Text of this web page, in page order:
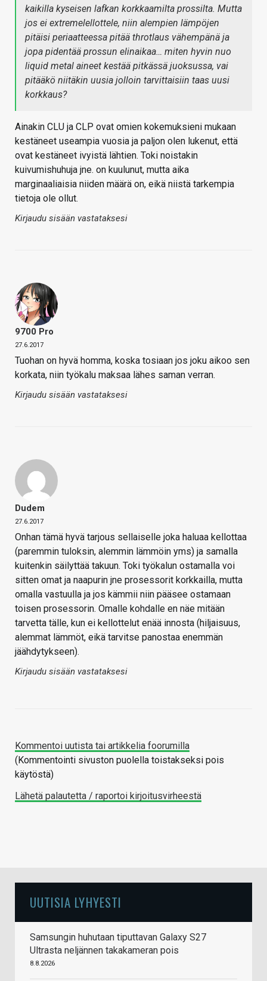
kaikilla kyseisen lafkan korkkaamilta prossilta. Mutta
jos ei extremelellottele, niin alempien lämpöjen
pitäisi periaatteessa pitää throtlaus vähempänä ja
jopa pidentää prossun elinaikaa… miten hyvin nuo
liquid metal aineet kestää pitkässä juoksussa, vai
pitääkö niitäkin uusia jolloin tarvittaisiin taas uusi
korkkaus?
Ainakin CLU ja CLP ovat omien kokemuksieni mukaan
kestäneet useampia vuosia ja paljon olen lukenut, että
ovat kestäneet ivyistä lähtien. Toki noistakin
kuivumishuhuja jne. on kuulunut, mutta aika
marginaaliaisia niiden määrä on, eikä niistä tarkempia
tietoja ole ollut.
Kirjaudu sisään vastataksesi
9700 Pro
27.6.2017
Tuohan on hyvä homma, koska tosiaan jos joku aikoo sen
korkata, niin työkalu maksaa lähes saman verran.
Kirjaudu sisään vastataksesi
Dudem
27.6.2017
Onhan tämä hyvä tarjous sellaiselle joka haluaa kellottaa
(paremmin tuloksin, alemmin lämmöin yms) ja samalla
kuitenkin säilyttää takuun. Toki työkalun ostamalla voi
sitten omat ja naapurin jne prosessorit korkkailla, mutta
omalla vastuulla ja jos kämmii niin pääsee ostamaan
toisen prosessorin. Omalle kohdalle en näe mitään
tarvetta tälle, kun ei kellottelut enää innosta (hiljaisuus,
alemmat lämmöt, eikä tarvitse panostaa enemmän
jäähdytykseen).
Kirjaudu sisään vastataksesi
Kommentoi uutista tai artikkelia foorumilla
(Kommentointi sivuston puolella toistakseksi pois
käytöstä)
Lähetä palautetta / raportoi kirjoitusvirheestä
UUTISIA LYHYESTI
Samsungin huhutaan tiputtavan Galaxy S27
Ultrasta neljännen takakameran pois
8.8.2026